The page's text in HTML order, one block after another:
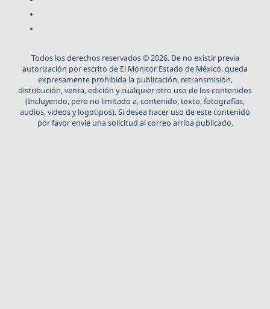
Todos los derechos reservados © 2026. De no existir previa
autorización por escrito de El Monitor Estado de México, queda
expresamente prohibida la publicación, retransmisión,
distribución, venta, edición y cualquier otro uso de los contenidos
(Incluyendo, pero no limitado a, contenido, texto, fotografías,
audios, videos y logotipos). Si desea hacer uso de este contenido
por favor envie una solicitud al correo arriba publicado.